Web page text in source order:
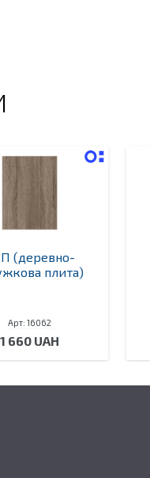
(деревно-
плита)
Арт: 16062
1 660 UAH